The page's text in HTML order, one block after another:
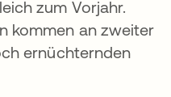
zum Vorjahr.
kommen an zweiter
ernüchternden